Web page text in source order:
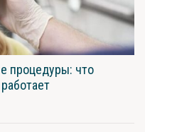
процедуры: что